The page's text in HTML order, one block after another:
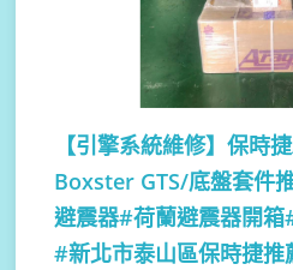
【引擎系統維修】保時
Boxster GTS/底盤套件
避震器#荷蘭避震器開
#新北市泰山區保時捷推